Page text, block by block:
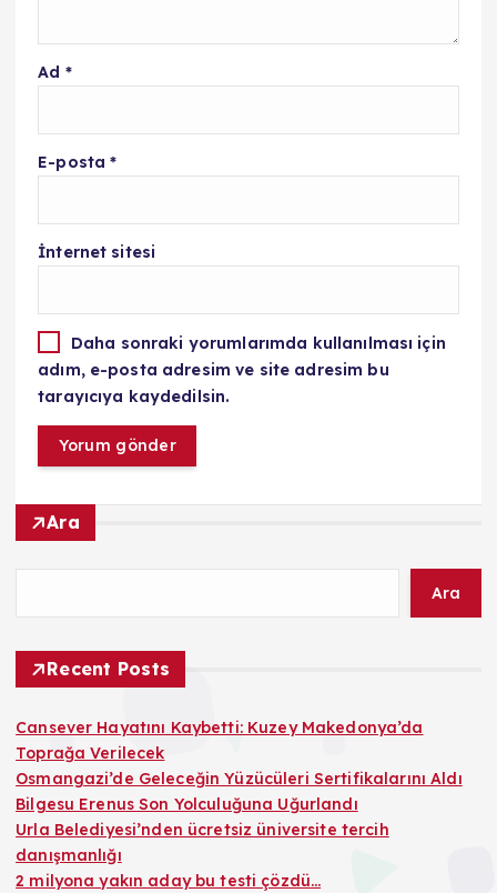
Ad *
E-posta*
İnternet sitesi
Daha sonraki yorumlarımda kullanılması için
adım, e-posta adresim ve site adresim bu
tarayıcıya kaydedilsin.
Ara
Ara
Recent Posts
Cansever Hayatını Kaybetti: Kuzey Makedonya’da
Toprağa Verilecek
Osmangazi’de Geleceğin Yüzücüleri Sertifikalarını Aldı
Bilgesu Erenus Son Yolculuğuna Uğurlandı
Urla Belediyesi’nden ücretsiz üniversite tercih
danışmanlığı
2 milyona yakın aday bu testi çözdü…